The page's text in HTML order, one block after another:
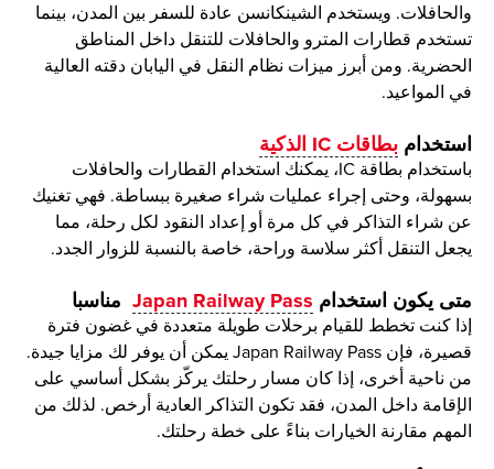
والحافلات. ويستخدم الشينكانسن عادة للسفر بين المدن، بينما
تستخدم قطارات المترو والحافلات للتنقل داخل المناطق
الحضرية. ومن أبرز ميزات نظام النقل في اليابان دقته العالية
في المواعيد.
استخدام بطاقات IC الذكية
باستخدام بطاقة IC، يمكنك استخدام القطارات والحافلات
بسهولة، وحتى إجراء عمليات شراء صغيرة ببساطة. فهي تغنيك
عن شراء التذاكر في كل مرة أو إعداد النقود لكل رحلة، مما
يجعل التنقل أكثر سلاسة وراحة، خاصة بالنسبة للزوار الجدد.
متى يكون استخدام Japan Railway Passمناسبا
إذا كنت تخطط للقيام برحلات طويلة متعددة في غضون فترة
قصيرة، فإن Japan Railway Pass يمكن أن يوفر لك مزايا جيدة.
من ناحية أخرى، إذا كان مسار رحلتك يركّز بشكل أساسي على
الإقامة داخل المدن، فقد تكون التذاكر العادية أرخص. لذلك من
المهم مقارنة الخيارات بناءً على خطة رحلتك.